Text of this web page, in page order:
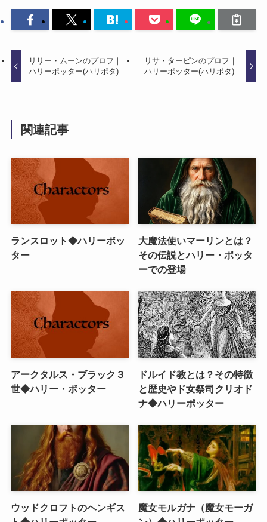
リリー・ムーンのプロフ｜
ハリーポッター(ハリポタ)
リサ・ターピンのプロフ｜
ハリーポッター(ハリポタ)
関連記事
ランスロット◆ハリーポッ
ター
大魔法使いマーリンとは？
その伝説とハリー・ポッタ
ーでの登場
アークタルス・ブラック３
世◆ハリー・ポッター
ドルイド教とは？その特徴
と歴史やド女祭司クリオド
ナ◆ハリーポッター
ウッドクロフトのヘンギス
魔女モルガナ（魔女モーガ